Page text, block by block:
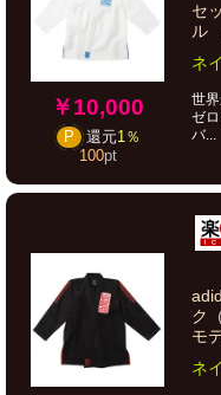
￥10,000
P 還元1％
100pt
セ
ル
ネ
世
ゼ
バ...
ク
モ
ネ